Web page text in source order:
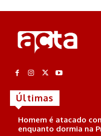
Últimas
Homem é atacado
enquanto dormia na